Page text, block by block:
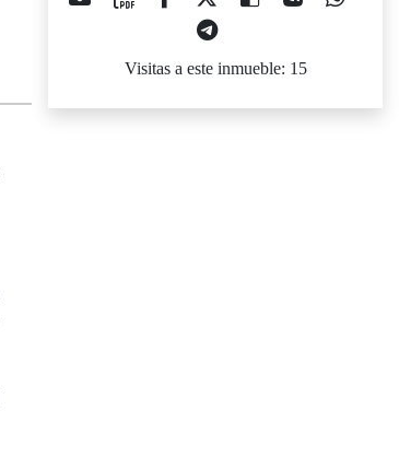
Visitas a este inmueble: 15